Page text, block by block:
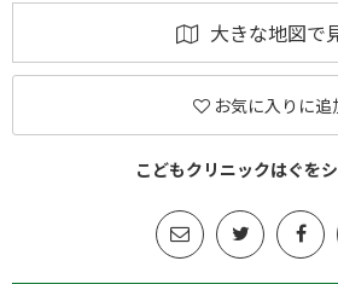
大きな地図で
お気に入りに追
こどもクリニックはぐを